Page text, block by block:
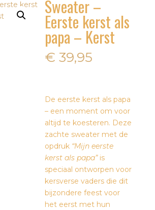
Sweater –
Eerste kerst als
papa – Kerst
€ 39,95
De eerste kerst als papa
– een moment om voor
altijd te koesteren. Deze
zachte sweater met de
opdruk “Mijn eerste
kerst als papa”is
speciaal ontworpen voor
kersverse vaders die dit
bijzondere feest voor
het eerst met hun